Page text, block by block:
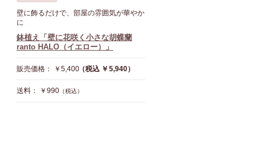
壁に飾るだけで、部屋の雰囲気が華やか
に
鉢植え「壁に花咲く小さな胡蝶蘭
ranto HALO（イエロー）」
販売価格： ￥5,400（税込 ￥5,940）
送料： ￥990 （税込）